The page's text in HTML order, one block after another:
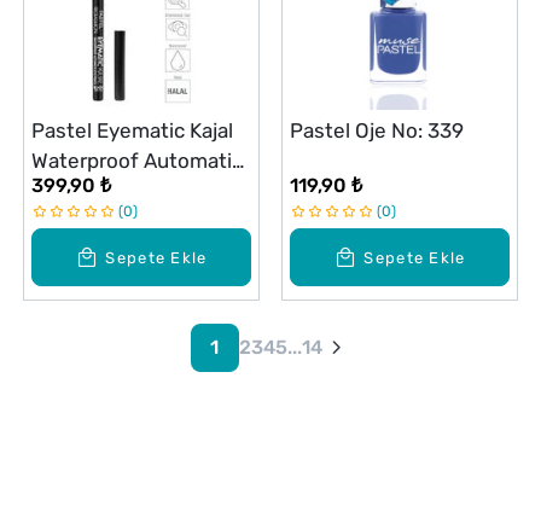
Sepete Ekle
Pastel Eyematic Kajal
Waterproof Automatic
Eye Pencil Kajal Suya
Dayanıklı Göz Kalemi
399,90 ₺
0
Sepete Ekle
Pastel Oje No: 339
119,90 ₺
0
1 2345...14